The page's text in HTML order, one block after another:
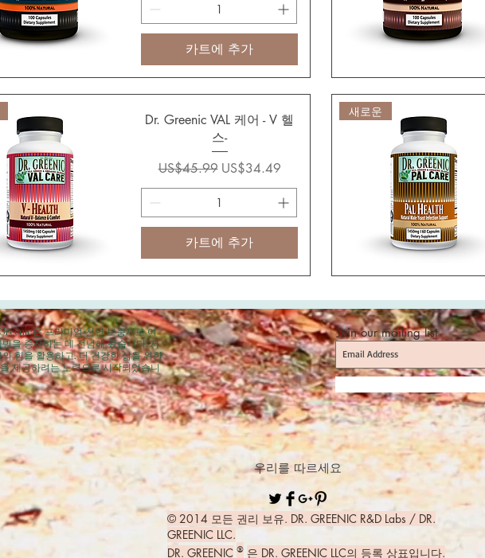
카트에 추가
Dr. Greenic VAL 케어 - V 헬
스-
일반가
US$45.99 할인가
US$34.49
카트에 추가
새로운
은 프리미엄 천연 보충제로 여
을 증진하는 데 전념해 왔습니다. 저
힘을 활용하고, 더 건강한 삶을 위한
제공하려는 노력으로 시작되었습니
Join our mailing list
우리를 따르세요
© 2014 모든 권리 보유. DR. GREENIC R&D Labs / DR.
GREENIC LLC.
DR. GREENIC ® 은 DR. GREENIC LLC의 등록 상표입니다.